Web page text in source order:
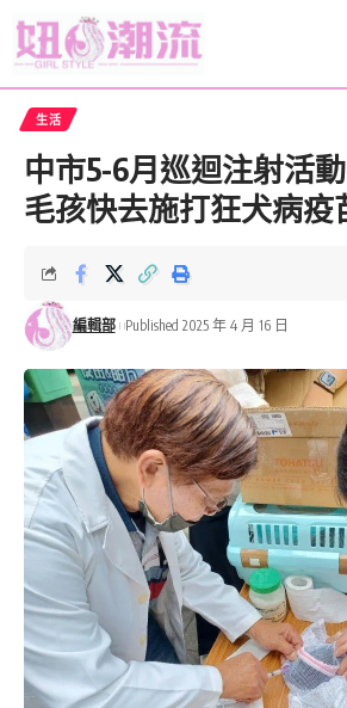
生活
中市5-6月巡迴注射活
毛孩快去施打狂犬病疫
編輯部 Published 2025 年 4 月 16 日